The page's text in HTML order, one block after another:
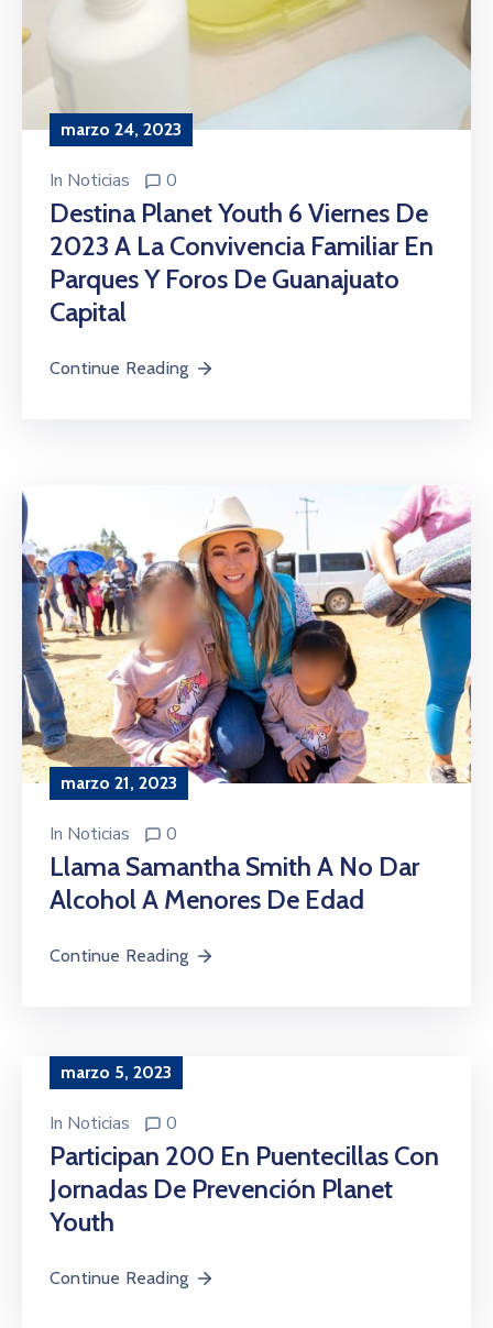
marzo 24, 2023
In Noticias 0
Destina Planet Youth 6 Viernes De
2023 A La Convivencia Familiar En
Parques Y Foros De Guanajuato
Capital
Continue Reading
marzo 21, 2023
In Noticias 0
Llama Samantha Smith A No Dar
Alcohol A Menores De Edad
Continue Reading
marzo 5, 2023
In Noticias 0
Participan 200 En Puentecillas Con
Jornadas De Prevención Planet
Youth
Continue Reading